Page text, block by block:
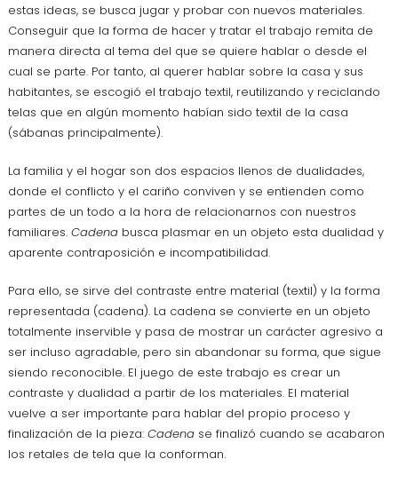
estas ideas, se busca jugar y probar con nuevos materiales.
Conseguir que la forma de hacer y tratar el trabajo remita de
manera directa al tema del que se quiere hablar o desde el
cual se parte. Por tanto, al querer hablar sobre la casa y sus
habitantes, se escogió el trabajo textil, reutilizando y reciclando
telas que en algún momento habían sido textil de la casa
(sábanas principalmente).
La familia y el hogar son dos espacios llenos de dualidades,
donde el conflicto y el cariño conviven y se entienden como
partes de un todo a la hora de relacionarnos con nuestros
familiares. Cadenabusca plasmar en un objeto esta dualidad y
aparente contraposición e incompatibilidad.
Para ello, se sirve del contraste entre material (textil) y la forma
representada (cadena). La cadena se convierte en un objeto
totalmente inservible y pasa de mostrar un carácter agresivo a
ser incluso agradable, pero sin abandonar su forma, que sigue
siendo reconocible. El juego de este trabajo es crear un
contraste y dualidad a partir de los materiales. El material
vuelve a ser importante para hablar del propio proceso y
finalización de la pieza: Cadenase finalizó cuando se acabaron
los retales de tela que la conforman.